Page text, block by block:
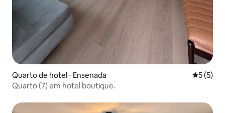
Quarto de hotel ⋅ Ensenada 5 de
5 (5)
Quarto (7) em hotel boutique.